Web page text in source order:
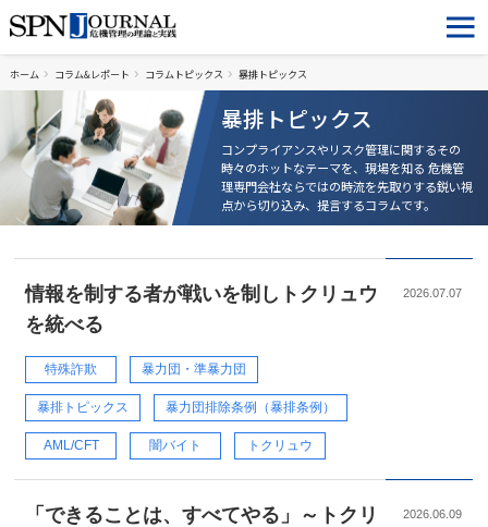
ホーム コラム&レポート コラムトピックス 暴排トピックス
暴排トピックス
コンプライアンスやリスク管理に関するその
時々のホットなテーマを、現場を知る 危機管
理専門会社ならではの時流を先取りする鋭い視
点から切り込み、提言するコラムです。
情報を制する者が戦いを制しトクリュウ
を統べる
特殊詐欺 暴力団・準暴力団
暴排トピックス 暴力団排除条例（暴排条例）
AML/CFT 闇バイト トクリュウ
2026.07.07
「できることは、すべてやる」～トクリ
2026.06.09